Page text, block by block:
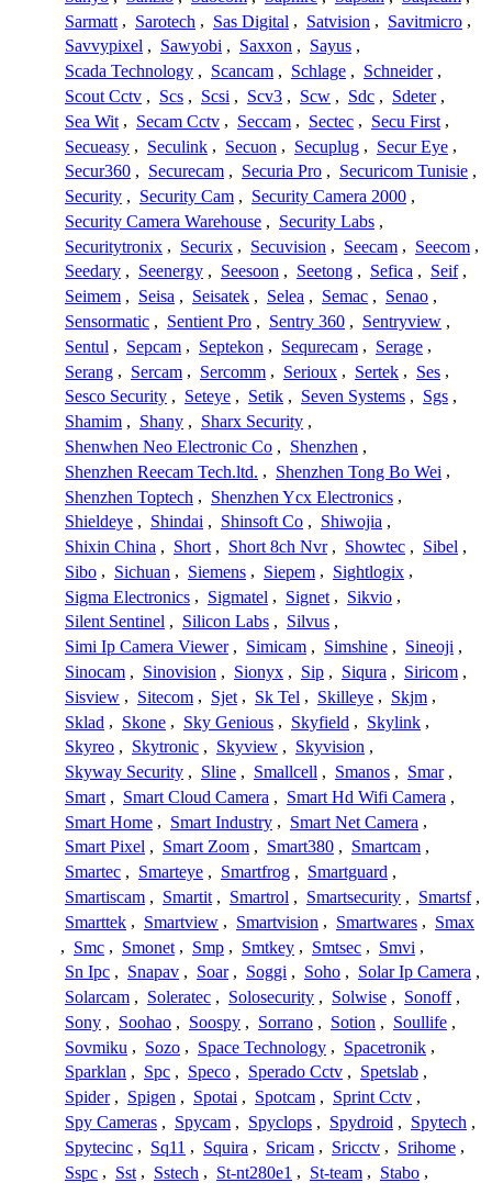
Sarmatt , Sarotech , Sas Digital , Satvision , Savitmicro ,
Savvypixel , Sawyobi , Saxxon , Sayus ,
Scada Technology , Scancam , Schlage , Schneider ,
Scout Cctv , Scs , Scsi , Scv3 , Scw , Sdc , Sdeter ,
Sea Wit , Secam Cctv , Seccam , Sectec , Secu First ,
Secueasy , Seculink , Secuon , Secuplug , Secur Eye ,
Secur360 , Securecam , Securia Pro , Securicom Tunisie ,
Security , Security Cam , Security Camera 2000 ,
Security Camera Warehouse , Security Labs ,
Securitytronix , Securix , Secuvision , Seecam , Seecom ,
Seedary , Seenergy , Seesoon , Seetong , Sefica , Seif ,
Seimem , Seisa , Seisatek , Selea , Semac , Senao ,
Sensormatic , Sentient Pro , Sentry 360 , Sentryview ,
Sentul , Sepcam , Septekon , Sequrecam , Serage ,
Serang , Sercam , Sercomm , Serioux , Sertek , Ses ,
Sesco Security , Seteye , Setik , Seven Systems , Sgs ,
Shamim , Shany , Sharx Security ,
Shenwhen Neo Electronic Co , Shenzhen ,
Shenzhen Reecam Tech.ltd. , Shenzhen Tong Bo Wei ,
Shenzhen Toptech , Shenzhen Ycx Electronics ,
Shieldeye , Shindai , Shinsoft Co , Shiwojia ,
Shixin China , Short , Short 8ch Nvr , Showtec , Sibel ,
Sibo , Sichuan , Siemens , Siepem , Sightlogix ,
Sigma Electronics , Sigmatel , Signet , Sikvio ,
Silent Sentinel , Silicon Labs , Silvus ,
Simi Ip Camera Viewer , Simicam , Simshine , Sineoji ,
Sinocam , Sinovision , Sionyx , Sip , Siqura , Siricom ,
Sisview , Sitecom , Sjet , Sk Tel , Skilleye , Skjm ,
Sklad , Skone , Sky Genious , Skyfield , Skylink ,
Skyreo , Skytronic , Skyview , Skyvision ,
Skyway Security , Sline , Smallcell , Smanos , Smar ,
Smart , Smart Cloud Camera , Smart Hd Wifi Camera ,
Smart Home , Smart Industry , Smart Net Camera ,
Smart Pixel , Smart Zoom , Smart380 , Smartcam ,
Smartec , Smarteye , Smartfrog , Smartguard ,
Smartiscam , Smartit , Smartrol , Smartsecurity , Smartsf ,
Smarttek , Smartview , Smartvision , Smartwares , Smax
, Smc , Smonet , Smp , Smtkey , Smtsec , Smvi ,
Sn Ipc , Snapav , Soar , Soggi , Soho , Solar Ip Camera ,
Solarcam , Soleratec , Solosecurity , Solwise , Sonoff ,
Sony , Soohao , Soospy , Sorrano , Sotion , Soullife ,
Sovmiku , Sozo , Space Technology , Spacetronik ,
Sparklan , Spc , Speco , Sperado Cctv , Spetslab ,
Spider , Spigen , Spotai , Spotcam , Sprint Cctv ,
Spy Cameras , Spycam , Spyclops , Spydroid , Spytech ,
Spytecinc , Sq11 , Squira , Sricam , Sricctv , Srihome ,
Sspc , Sst , Sstech , St-nt280e1 , St-team , Stabo ,